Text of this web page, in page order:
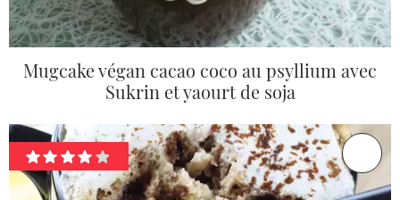
Mugcake végan cacao coco au psyllium avec
Sukrin et yaourt de soja